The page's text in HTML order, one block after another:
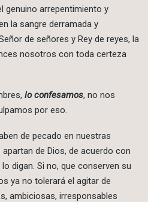
genuino arrepentimiento y
la sangre derramada y
de señores y Rey de reyes, la
nosotros con toda certeza
lo confesamos, no nos
por eso.
de pecado en nuestras
de Dios, de acuerdo con
digan. Si no, que conserven su
ya no tolerará el agitar de
ambiciosas, irresponsables